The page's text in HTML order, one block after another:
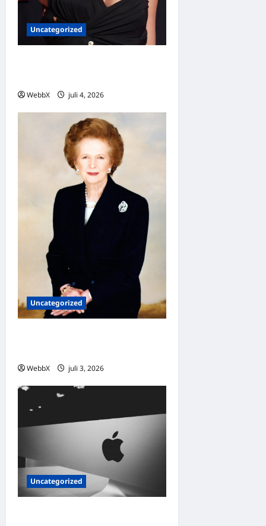
Uncategorized
WebbX juli 4, 2026
Uncategorized
WebbX juli 3, 2026
Uncategorized